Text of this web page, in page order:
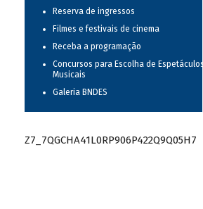
Reserva de ingressos
Filmes e festivais de cinema
Receba a programação
Concursos para Escolha de Espetáculos
Musicais
Galeria BNDES
Z7_7QGCHA41L0RP906P422Q9Q05H7